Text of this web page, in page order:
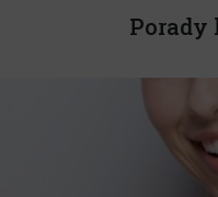
Porady